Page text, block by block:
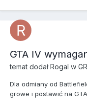
GTA IV
temat dodałRogal w
Dla odmiany od
growe i postawić na